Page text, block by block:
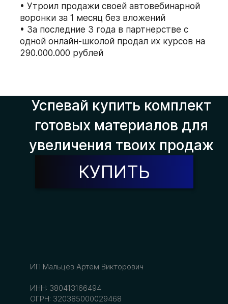
Утроил продажи своей автовебинарной
воронки за 1 месяц без вложений
За последние 3 года в партнерстве с
одной онлайн-школой продал их курсов на
290.000.000 рублей
Успевай купить комплект
готовых материалов для
увеличения твоих продаж
КУПИТЬ
ИП Мальцев Артем Викторович
ИНН: 380413166494
ОГРН: 320385000029468